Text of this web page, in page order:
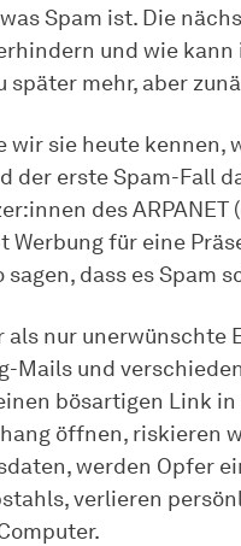
Spam ist. Die
und wie
später mehr, aber
wir sie heute kennen,
der erste Spam-Fall
des
Werbung für eine
sagen, dass es Spam
als nur unerwünschte
Mails und
bösartigen Link
öffnen, riskieren
werden Opfer
verlieren